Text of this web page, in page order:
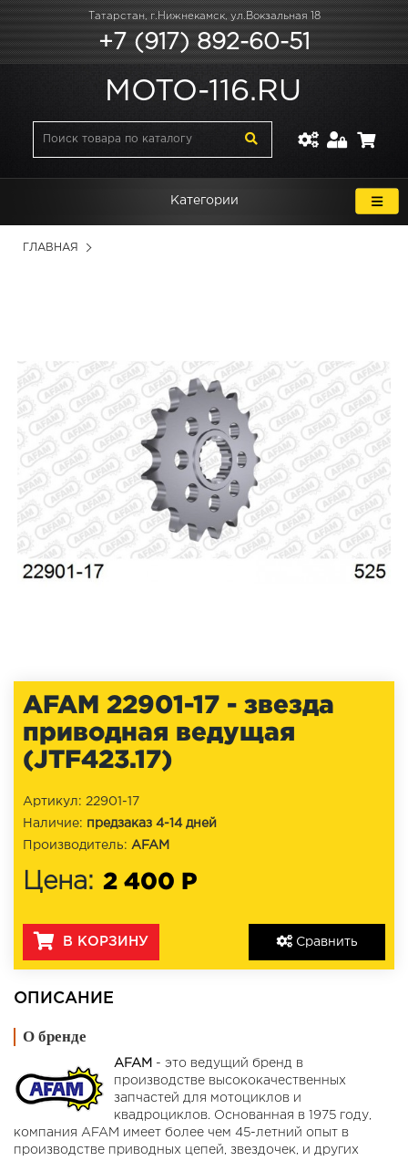
Татарстан, г.Нижнекамск, ул.Вокзальная 18
+7 (917) 892-60-51
MOTO-116.RU
Категории
ГЛАВНАЯ
AFAM 22901-17 - звезда
приводная ведущая
(JTF423.17)
Сравнить
Артикул: 22901-17
Наличие: предзаказ 4-14 дней
Производитель: AFAM
Цена: 2 400 Р
В КОРЗИНУ
ОПИСАНИЕ
О бренде
AFAM - это ведущий бренд в
производстве высококачественных
запчастей для мотоциклов и
квадроциклов. Основанная в 1975 году,
компания AFAM имеет более чем 45-летний опыт в
производстве приводных цепей, звездочек, и других